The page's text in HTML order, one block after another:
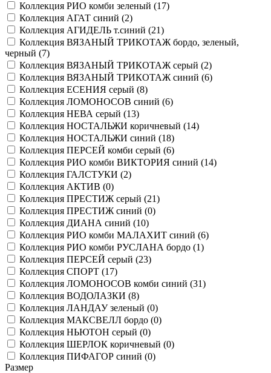
Коллекция РИО комби зеленый (17)
Коллекция АГАТ синий (2)
Коллекция АГИДЕЛЬ т.синий (21)
Коллекция ВЯЗАНЫЙ ТРИКОТАЖ бордо, зеленый,
черный (7)
Коллекция ВЯЗАНЫЙ ТРИКОТАЖ серый (2)
Коллекция ВЯЗАНЫЙ ТРИКОТАЖ синий (6)
Коллекция ЕСЕНИЯ серый (8)
Коллекция ЛОМОНОСОВ синий (6)
Коллекция НЕВА серый (13)
Коллекция НОСТАЛЬЖИ коричневый (14)
Коллекция НОСТАЛЬЖИ синий (18)
Коллекция ПЕРСЕЙ комби серый (6)
Коллекция РИО комби ВИКТОРИЯ синий (14)
Коллекция ГАЛСТУКИ (2)
Коллекция АКТИВ (0)
Коллекция ПРЕСТИЖ серый (21)
Коллекция ПРЕСТИЖ синий (0)
Коллекция ДИАНА синий (10)
Коллекция РИО комби МАЛАХИТ синий (6)
Коллекция РИО комби РУСЛАНА бордо (1)
Коллекция ПЕРСЕЙ серый (23)
Коллекция СПОРТ (17)
Коллекция ЛОМОНОСОВ комби синий (31)
Коллекция ВОДОЛАЗКИ (8)
Коллекция ЛАНДАУ зеленый (0)
Коллекция МАКСВЕЛЛ бордо (0)
Коллекция НЬЮТОН серый (0)
Коллекция ШЕРЛОК коричневый (0)
Коллекция ПИФАГОР синий (0)
Размер